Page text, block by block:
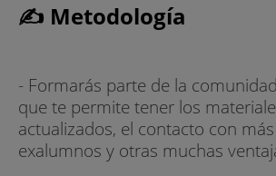
✍ Metodología
- Formarás parte de la
que te permite tener los
actualizados, el contacto con
exalumnos y otras muchas